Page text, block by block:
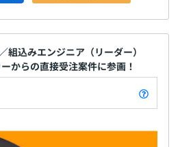
込みエンジニア（リーダー）
からの直接受注案件に参画！